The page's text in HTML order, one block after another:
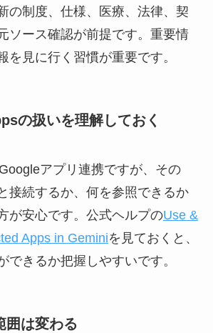
の制度、仕様、医療、法律、契
ソース確認が前提です。重要情
を見に行く習慣が重要です。
の扱いを理解しておく
アプリ連携ですが、その
接続するか、何を参照できるか
が安心です。公式ヘルプのUse &
Apps in Geminiを見ておくと、
できるか把握しやすいです。
囲は変わる